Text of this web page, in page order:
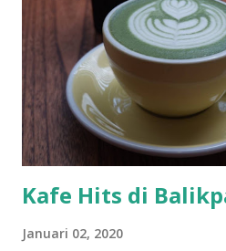
area ski gratis, tapi jam tertentu,
berangkat. Dan pulang juga ada
menit. Hanya sekitar 2 bus saat
fujimi station. Jadi usahakan pas
anda bisa naik taksi. Jarak yang
di tempuh denga...
Kafe Hits di
Januari 02, 2020